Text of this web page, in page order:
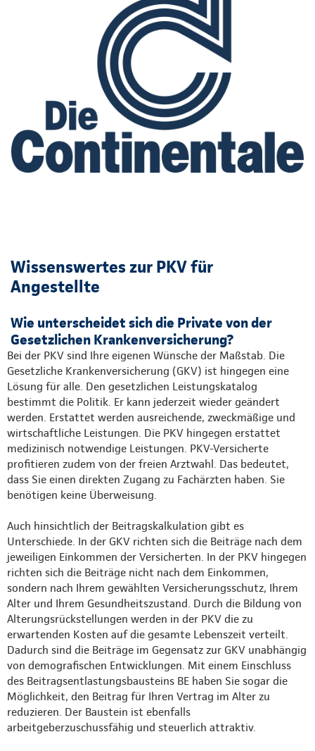
Wissenswertes zur PKV für
Angestellte
Wie unterscheidet sich die Private von der
Gesetzlichen Krankenversicherung?
Bei der PKV sind Ihre eigenen Wünsche der Maßstab. Die
Gesetzliche Krankenversicherung (GKV) ist hingegen eine
Lösung für alle. Den gesetzlichen Leistungskatalog
bestimmt die Politik. Er kann jederzeit wieder geändert
werden. Erstattet werden ausreichende, zweckmäßige und
wirtschaftliche Leistungen. Die PKV hingegen erstattet
medizinisch notwendige Leistungen. PKV-Versicherte
profitieren zudem von der freien Arztwahl. Das bedeutet,
dass Sie einen direkten Zugang zu Fachärzten haben. Sie
benötigen keine Überweisung.
Auch hinsichtlich der Beitragskalkulation gibt es
Unterschiede. In der GKV richten sich die Beiträge nach dem
jeweiligen Einkommen der Versicherten. In der PKV hingegen
richten sich die Beiträge nicht nach dem Einkommen,
sondern nach Ihrem gewählten Versicherungsschutz, Ihrem
Alter und Ihrem Gesundheitszustand. Durch die Bildung von
Alterungsrückstellungen werden in der PKV die zu
erwartenden Kosten auf die gesamte Lebenszeit verteilt.
Dadurch sind die Beiträge im Gegensatz zur GKV unabhängig
von demografischen Entwicklungen. Mit einem Einschluss
des Beitragsentlastungsbausteins BE haben Sie sogar die
Möglichkeit, den Beitrag für Ihren Vertrag im Alter zu
reduzieren. Der Baustein ist ebenfalls
arbeitgeberzuschussfähig und steuerlich attraktiv.